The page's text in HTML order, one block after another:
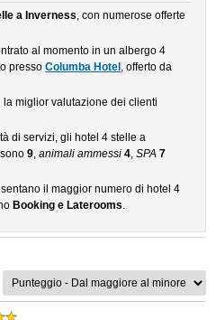
a Inverness, con numerose offerte
al momento in un albergo 4
pressoColumba Hotel , offerto da
miglior valutazione dei clienti
di servizi, gli hotel 4 stelle a
9,animali ammessi 4,SPA 7
il maggior numero di hotel 4
Booking e Laterooms.